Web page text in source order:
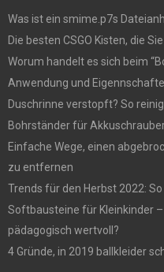
Was ist ein smime.p7s
Die besten CSGO Kisten, die
Worum handelt es sich beim
Anwendung und
Duschrinne verstopft? So
Bohrständer für
Einfache Wege, einen
zu entfernen
Trends für den Herbst 2022:
Softbausteine für Kleinkinder
pädagogisch wertvoll?
4 Gründe, in 2019 ballkleider